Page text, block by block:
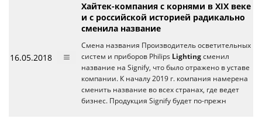
16.05.2018
Хайтек-компания с корнями в XIX веке
и с российской историей радикально
сменила название
Смена названия Производитель осветительных
систем и приборов Philips Lighting сменил
название на Signify, что было отражено в уставе
компании. К началу 2019 г. компания намерена
сменить название во всех странах, где ведет
бизнес. Продукция Signify будет по-прежн